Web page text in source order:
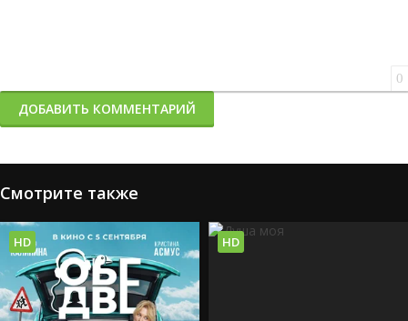
0
ДОБАВИТЬ КОММЕНТАРИЙ
Смотрите также
HD HD